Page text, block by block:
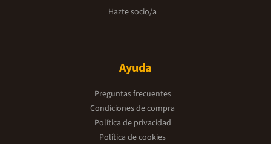
Hazte socio/a
Ayuda
Preguntas frecuentes
Condiciones de compra
Política de privacidad
Política de cookies